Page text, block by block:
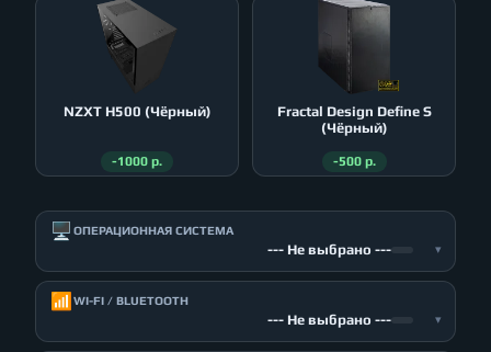
NZXT H500 (Чёрный)
-1000 р.
Fractal Design Define S
(Чёрный)
-500 р.
🖥️ ОПЕРАЦИОННАЯ СИСТЕМА
--- Не выбрано --- ▾
📶 WI-FI / BLUETOOTH
--- Не выбрано --- ▾